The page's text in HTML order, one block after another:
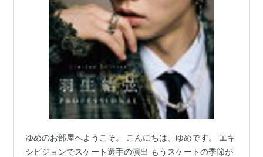
ゆめのお部屋へようこそ。 こんにちは、ゆめです。 エキ
シビジョンでスケート選手の演出 もうスケートの季節が